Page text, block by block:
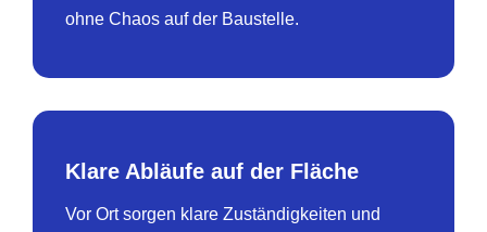
ohne Chaos auf der Baustelle.
Klare Abläufe auf der Fläche
Vor Ort sorgen klare Zuständigkeiten und